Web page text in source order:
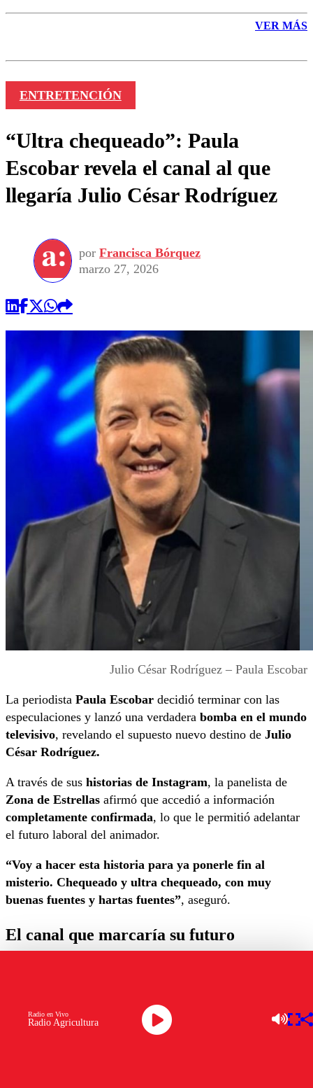
VER MÁS
ENTRETENCIÓN
“Ultra chequeado”: Paula
Escobar revela el canal al que
llegaría Julio César Rodríguez
por Francisca Bórquez
marzo 27, 2026
Julio César Rodríguez – Paula Escobar
La periodista Paula Escobar decidió terminar con las
especulaciones y lanzó una verdadera bomba en el mundo
televisivo, revelando el supuesto nuevo destino de Julio
César Rodríguez.
A través de sus historias de Instagram, la panelista de
Zona de Estrellas afirmó que accedió a información
completamente confirmada, lo que le permitió adelantar
el futuro laboral del animador.
“Voy a hacer esta historia para ya ponerle fin al
misterio. Chequeado y ultra chequeado, con muy
buenas fuentes y hartas fuentes”, aseguró.
El canal que marcaría su futuro
aclarando el panorama de manera categórica.
Rodríguez no se va a La Red, no se va a TVN, no se va
Radio Agricultura
Radio en Vivo